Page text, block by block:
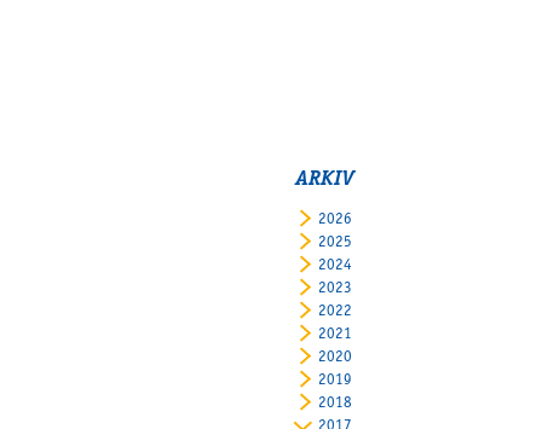
ARKIV
2026
2025
2024
2023
2022
2021
2020
2019
2018